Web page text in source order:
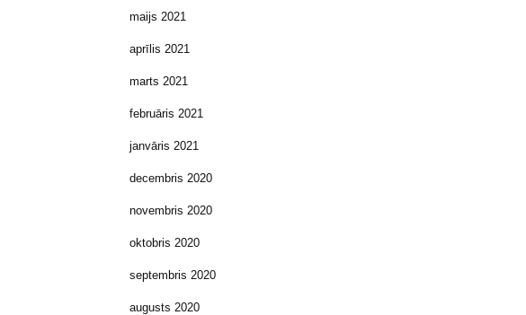
maijs 2021
aprīlis 2021
marts 2021
februāris 2021
janvāris 2021
decembris 2020
novembris 2020
oktobris 2020
septembris 2020
augusts 2020